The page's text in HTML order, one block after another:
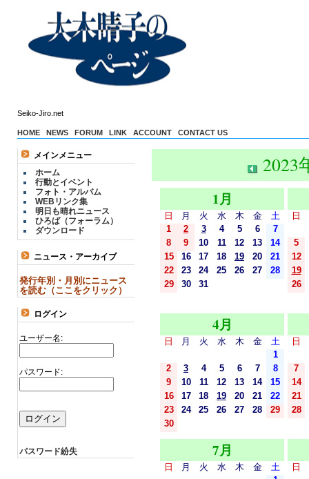
Seiko-Jiro.net
HOME NEWS FORUM LINK ACCOUNT CONTACT US
メインメニュー
ホーム
行動とイベント
フォト・アルバム
WEBリンク集
明日も晴れニュース
ひろば（フォーラム）
ダウンロード
ニュース・アーカイブ
発行年別・月別にニュース
を読む（ここをクリック）
ログイン
ユーザー名:
パスワード:
パスワード紛失
2023
1月
日 月 火 水 木 金
土
1
2 3 4 5 6
7
8
9 10 11 12 13
14
15
16 17 18 19 20
21
22
23 24 25 26 27
28
29
30 31
日
5
12
19
26
4月
日 月 火 水 木 金
土
1
2
3 4 5 6 7
8
9
10 11 12 13 14
15
16
17 18 19 20 21
22
23
24 25 26 27 28
29
30
日
7
14
21
28
7月
日 月 火 水 木 金
土
日